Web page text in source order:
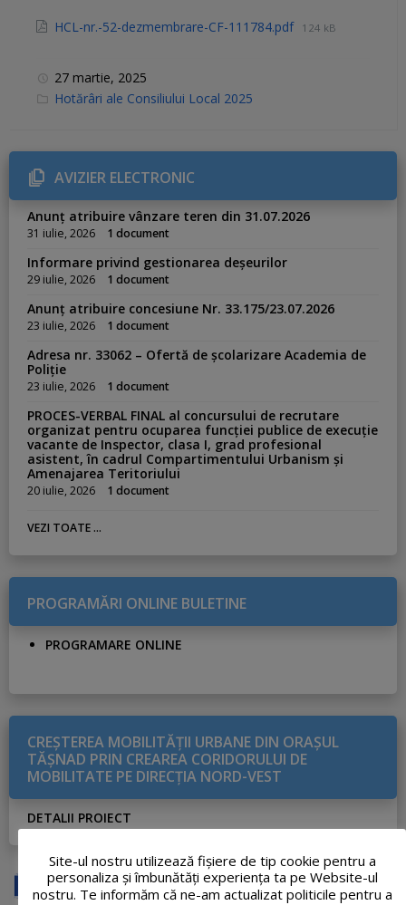
HCL-nr.-52-dezmembrare-CF-111784.pdf 124 kB
27 martie, 2025
C
r
i
e
s
Hotărâri ale Consiliului Local 2025
AVIZIER ELECTRONIC
Anunț atribuire vânzare teren din 31.07.2026
31 iulie, 2026 1 document
Informare privind gestionarea deșeurilor
29 iulie, 2026 1 document
Anunț atribuire concesiune Nr. 33.175/23.07.2026
23 iulie, 2026 1 document
Adresa nr. 33062 – Ofertă de școlarizare Academia de
Poliție
23 iulie, 2026 1 document
PROCES-VERBAL FINAL al concursului de recrutare
organizat pentru ocuparea funcției publice de execuție
vacante de Inspector, clasa I, grad profesional
asistent, în cadrul Compartimentului Urbanism și
Amenajarea Teritoriului
20 iulie, 2026 1 document
VEZI TOATE ...
PROGRAMĂRI ONLINE BULETINE
PROGRAMARE ONLINE
CREŞTEREA MOBILITĂŢII URBANE DIN ORAŞUL
TĂŞNAD PRIN CREAREA CORIDORULUI DE
MOBILITATE PE DIRECŢIA NORD-VEST
DETALII PROIECT
Site-ul nostru utilizează fişiere de tip cookie pentru a
personaliza și îmbunătăți experiența ta pe Website-ul
nostru. Te informăm că ne-am actualizat politicile pentru a